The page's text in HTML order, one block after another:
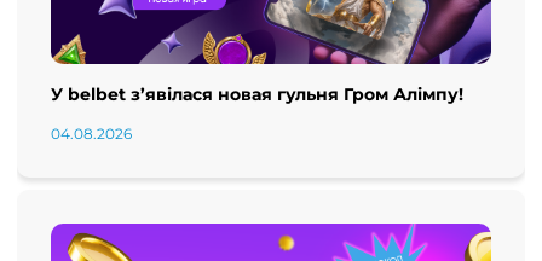
У belbet з’явілася новая гульня Гром Алімпу!
04.08.2026